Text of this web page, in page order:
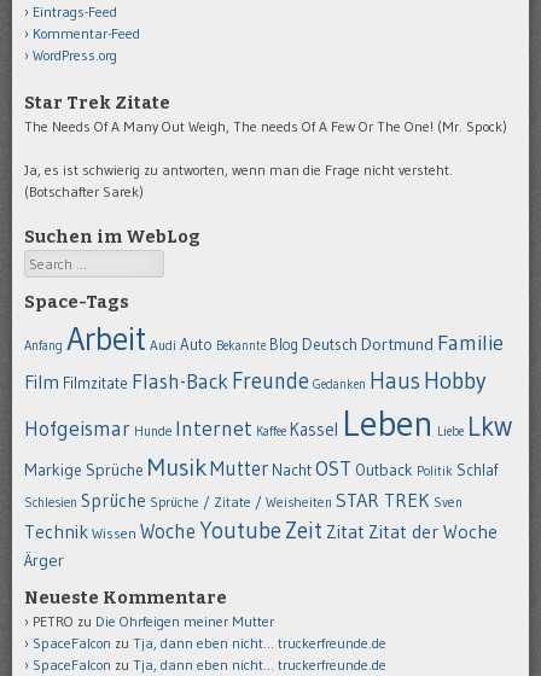
Eintrags-Feed
Kommentar-Feed
WordPress.org
Star Trek Zitate
The Needs Of A Many Out Weigh, The needs Of A Few Or The One! (Mr. Spock)
Ja, es ist schwierig zu antworten, wenn man die Frage nicht versteht.
(Botschafter Sarek)
Suchen im WebLog
Search
Space-Tags
Anfang Arbeit Audi Auto Bekannte Blog Deutsch Dortmund Familie
Film Filmzitate Flash-BackFreunde Gedanken Haus Hobby
Hofgeismar Hunde Internet Kaffee Kassel Leben Liebe Lkw
Markige Sprüche MusikMutter NachtOST Outback Politik Schlaf
Schlesien Sprüche Sprüche / Zitate / Weisheiten STAR TREK Sven
Technik Wissen Woche Youtube Zeit Zitat Zitat der Woche
Ärger
Neueste Kommentare
PETRO zu Die Ohrfeigen meiner Mutter
SpaceFalcon zu Tja, dann eben nicht… truckerfreunde.de
SpaceFalcon zu Tja, dann eben nicht… truckerfreunde.de